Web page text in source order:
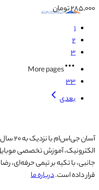
۲۸۵٬۰۰۰تومان
۱
۲
۳
More pages
۳۳
بعدی
آسان
الکترونیک، آموزش تخصصی موبایل
جانبی، با تکیه بر تیمی حرفه‌ای،
قرار داده است.درباره ما